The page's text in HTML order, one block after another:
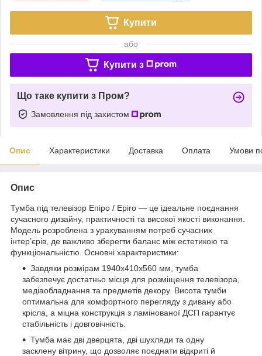
Купити
або
Купити з
Що таке купити з Пром?
Замовлення під захистом
Опис Характеристики Доставка Оплата Умови
Опис
Тумба під телевізор Епіро / Epiro — це ідеальне поєднання
сучасного дизайну, практичності та високої якості виконання.
Модель розроблена з урахуванням потреб сучасних
інтер’єрів, де важливо зберегти баланс між естетикою та
функціональністю. Основні характеристики:
Завдяки розмірам 1940x410x560 мм, тумба
забезпечує достатньо місця для розміщення телевізора,
медіаобладнання та предметів декору. Висота тумби
оптимальна для комфортного перегляду з дивану або
крісла, а міцна конструкція з ламінованої ДСП гарантує
стабільність і довговічність.
Тумба має дві дверцята, дві шухляди та одну
засклену вітрину, що дозволяє поєднати відкриті й